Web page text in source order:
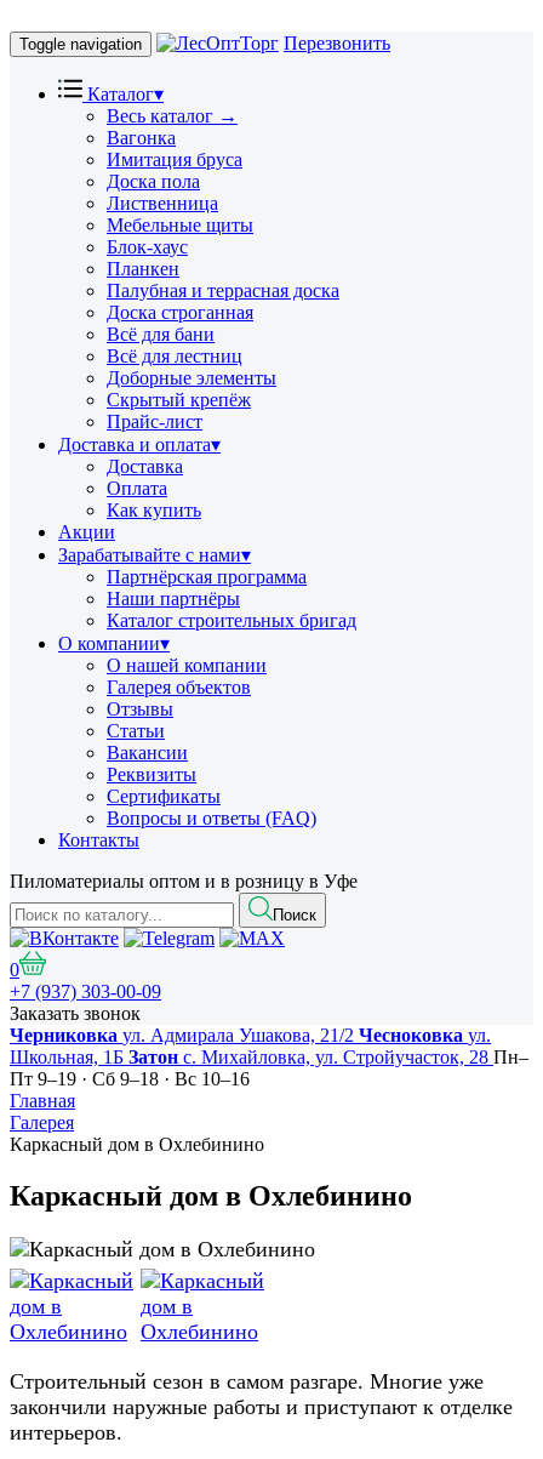
Toggle navigation Перезвонить
Каталог▾
Весь каталог →
Вагонка
Имитация бруса
Доска пола
Лиственница
Мебельные щиты
Блок-хаус
Планкен
Палубная и террасная доска
Доска строганная
Всё для бани
Всё для лестниц
Доборные элементы
Скрытый крепёж
Прайс-лист
Доставка и оплата▾
Доставка
Оплата
Как купить
Акции
Зарабатывайте с нами▾
Партнёрская программа
Наши партнёры
Каталог строительных бригад
О компании▾
О нашей компании
Галерея объектов
Отзывы
Статьи
Вакансии
Реквизиты
Сертификаты
Вопросы и ответы (FAQ)
Контакты
Пиломатериалы оптом и в розницу в Уфе
Поиск
0
+7 (937) 303-00-09
Заказать звонок
Черниковка ул. Адмирала Ушакова, 21/2 Чесноковка ул.
Школьная, 1Б Затон с. Михайловка, ул. Стройучасток, 28 Пн–
Пт 9–19 · Сб 9–18 · Вс 10–16
Главная
Галерея
Каркасный дом в Охлебинино
Каркасный дом в Охлебинино
Строительный сезон в самом разгаре. Многие уже
закончили наружные работы и приступают к отделке
интерьеров.